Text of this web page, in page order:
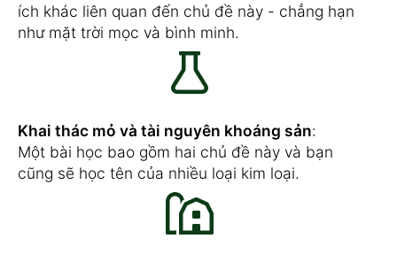
ích khác liên quan đến chủ đề này - chẳng hạn
như mặt trời mọc và bình minh.
Khai thác mỏ và tài nguyên khoáng sản:
Một bài học bao gồm hai chủ đề này và bạn
cũng sẽ học tên của nhiều loại kim loại.